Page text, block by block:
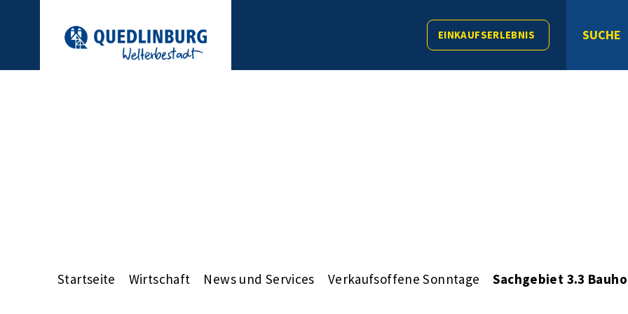
EINKAUFSERLEBNIS SUCHE
Startseite Wirtschaft News und Services Verkaufsoffene Sonntage Sachgebiet 3.3